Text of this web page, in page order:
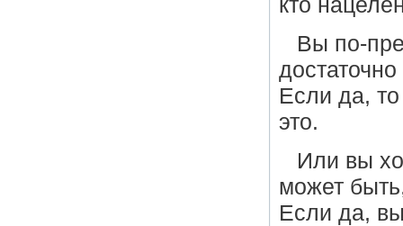
кто
Вы по-
Если да, то
это.
Или вы
может
Если да,